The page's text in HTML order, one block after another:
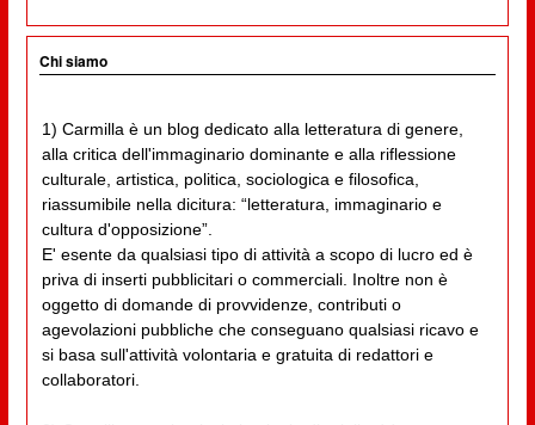
Chi siamo
1) Carmilla è un blog dedicato alla letteratura di genere,
alla critica dell'immaginario dominante e alla riflessione
culturale, artistica, politica, sociologica e filosofica,
riassumibile nella dicitura: “letteratura, immaginario e
cultura d'opposizione”.
E' esente da qualsiasi tipo di attività a scopo di lucro ed è
priva di inserti pubblicitari o commerciali. Inoltre non è
oggetto di domande di provvidenze, contributi o
agevolazioni pubbliche che conseguano qualsiasi ricavo e
si basa sull'attività volontaria e gratuita di redattori e
collaboratori.